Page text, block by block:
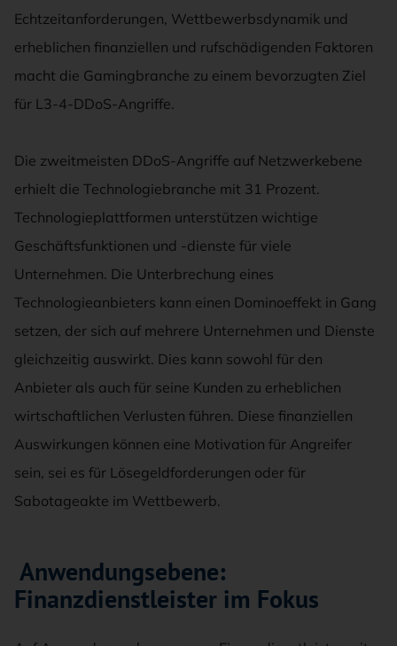
Echtzeitanforderungen, Wettbewerbsdynamik und
erheblichen finanziellen und rufschädigenden Faktoren
macht die Gamingbranche zu einem bevorzugten Ziel
für L3-4-DDoS-Angriffe.
Die zweitmeisten DDoS-Angriffe auf Netzwerkebene
erhielt die Technologiebranche mit 31 Prozent.
Technologieplattformen unterstützen wichtige
Geschäftsfunktionen und -dienste für viele
Unternehmen. Die Unterbrechung eines
Technologieanbieters kann einen Dominoeffekt in Gang
setzen, der sich auf mehrere Unternehmen und Dienste
gleichzeitig auswirkt. Dies kann sowohl für den
Anbieter als auch für seine Kunden zu erheblichen
wirtschaftlichen Verlusten führen. Diese finanziellen
Auswirkungen können eine Motivation für Angreifer
sein, sei es für Lösegeldforderungen oder für
Sabotageakte im Wettbewerb.
Anwendungsebene:
Finanzdienstleister im Fokus